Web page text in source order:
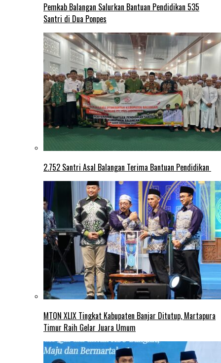
Pemkab Balangan Salurkan Bantuan Pendidikan 535
Santri di Dua Ponpes
2.752 Santri Asal Balangan Terima Bantuan Pendidikan
MTQN XLIX Tingkat Kabupaten Banjar Ditutup, Martapura
Timur Raih Gelar Juara Umum